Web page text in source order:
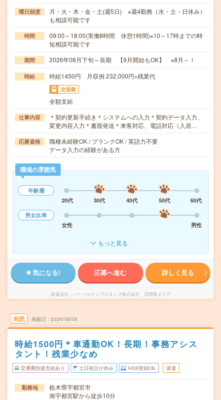
曜日頻度
月・火・木・金・土(週5日) ※週4勤務（水・土・日休み）
も相談可能です
時間
09:00～18:00(実働8時間 休憩1時間)※10～17時までの時
短相談可能です
期間 2026年08月下旬～長期 【9月開始もOK】 ※8月～！
時給 時給1450円 月収例 232,000円+残業代
交通費
全額支給
仕事内容
＊契約更新手続き＊システムへの入力＊契約データ入力、
変更内容入力＊書面発送＊来客対応、電話対応（入居…
応募資格
職種未経験OK / ブランクOK / 英語力不要
データ入力の経験がある方
職場の雰囲気
年齢層
20代
30代 40代 50代
60代
男女比率
女性
男性
もっと見る
気になる! 応募へ進む 詳しく見る
派遣会社 パーソルテンプスタッフ株式会社 北関東エリア
未読 掲載日 2026/08/06
時給1500円＊車通勤OK！長期！事務アシス
タント！残業少なめ
交通費別途支給あり 土日祝日が休み WEB登録OK 派遣
勤務地
栃木県宇都宮市
南宇都宮駅から徒歩10分